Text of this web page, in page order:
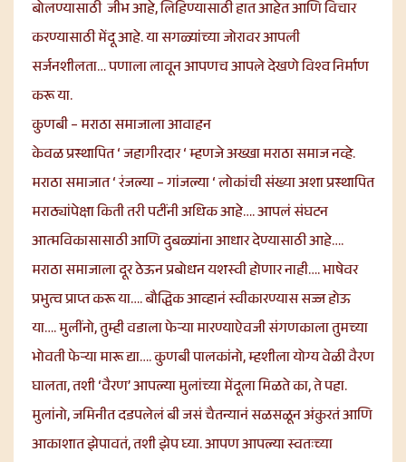
बोलण्यासाठी जीभ आहे, लिहिण्यासाठी हात आहेत आणि विचार
करण्यासाठी मेंदू आहे. या सगळ्यांच्या जोरावर आपली
सर्जनशीलता… पणाला लावून आपणच आपले देखणे विश्व निर्माण
करू या.
कुणबी – मराठा समाजाला आवाहन
केवळ प्रस्थापित ‘ जहागीरदार ‘ म्हणजे अख्खा मराठा समाज नव्हे.
मराठा समाजात ‘ रंजल्या – गांजल्या ‘ लोकांची संख्या अशा प्रस्थापित
मराठ्यांपेक्षा किती तरी पटींनी अधिक आहे…. आपलं संघटन
आत्मविकासासाठी आणि दुबळ्यांना आधार देण्यासाठी आहे….
मराठा समाजाला दूर ठेऊन प्रबोधन यशस्वी होणार नाही…. भाषेवर
प्रभुत्व प्राप्त करू या…. बौद्धिक आव्हानं स्वीकारण्यास सज्ज होऊ
या…. मुलींनो, तुम्ही वडाला फेऱ्या मारण्याऐवजी संगणकाला तुमच्या
भोवती फेऱ्या मारू द्या…. कुणबी पालकांनो, म्हशीला योग्य वेळी वैरण
घालता, तशी ‘वैरण’ आपल्या मुलांच्या मेंदूला मिळते का, ते पहा.
मुलांनो, जमिनीत दडपलेलं बी जसं चैतन्यानं सळसळून अंकुरतं आणि
आकाशात झेपावतं, तशी झेप घ्या. आपण आपल्या स्वतःच्या